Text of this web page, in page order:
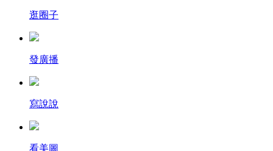
逛圈子
發廣播
寫說說
看美圖